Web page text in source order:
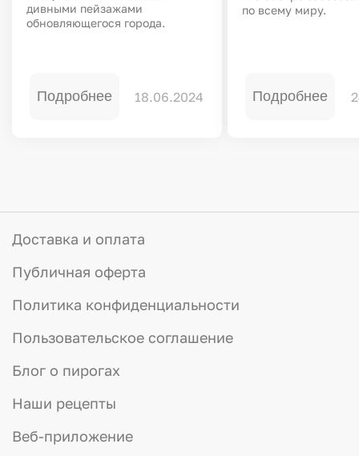
дивными пейзажами
обновляющегося города.
Подробнее 18.06.2024
по всему миру.
Подробнее
Доставка и оплата
Публичная оферта
Политика конфиденциальности
Пользовательское соглашение
Блог о пирогах
Наши рецепты
Веб-приложение